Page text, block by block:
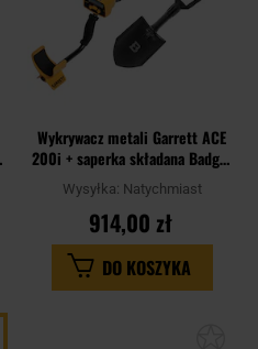
Wykrywacz metali Garrett ACE
200i + saperka składana Badger
Outdoor US Army - zestaw
Wysyłka: Natychmiast
914,00 zł
DO KOSZYKA